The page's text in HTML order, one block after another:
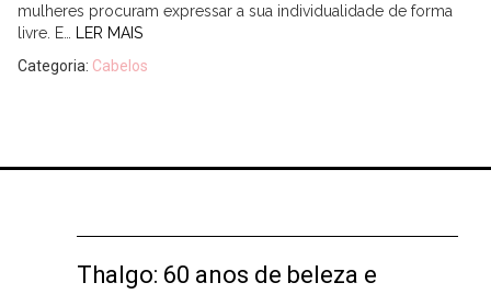
mulheres procuram expressar a sua individualidade de forma
livre. E…
LER MAIS
Categoria: Cabelos
Thalgo: 60 anos de beleza e